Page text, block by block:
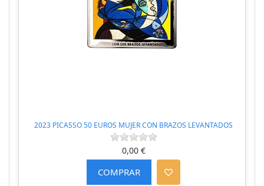
2023 PICASSO 50 EUROS MUJER CON BRAZOS LEVANTADOS
0,00 €